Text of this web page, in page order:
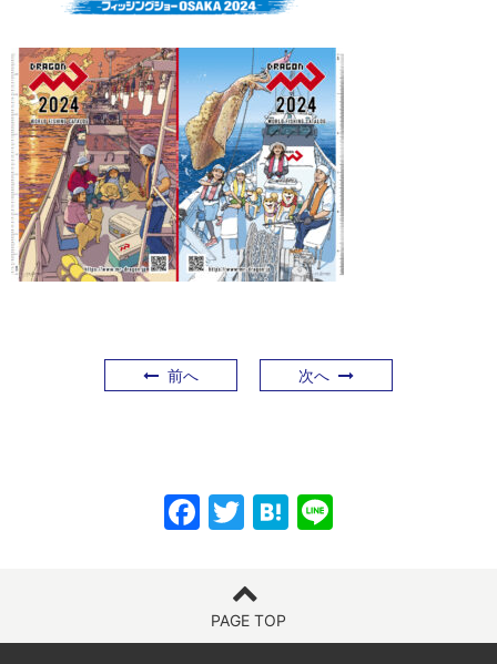
前へ 次へ
F
e
b
T
itt
er
H
a
PAGE TOP